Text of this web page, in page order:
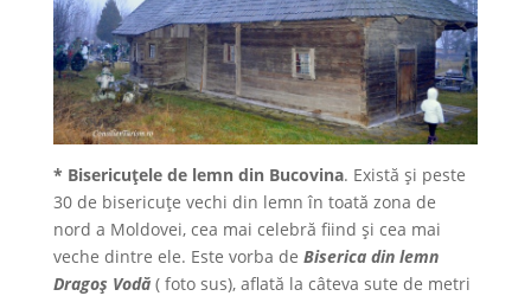
* Bisericuţele de lemn din Bucovina. Există şi peste
30 de bisericuţe vechi din lemn în toată zona de
nord a Moldovei, cea mai celebră fiind şi cea mai
veche dintre ele. Este vorba de Biserica din lemn
Dragoş Vodă( foto sus), aflată la câteva sute de metri